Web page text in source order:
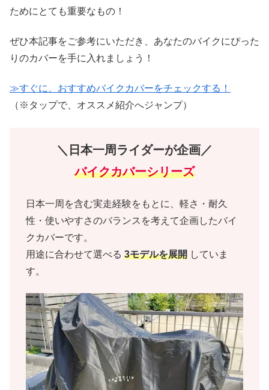
ためにとても重要なもの！
ぜひ本記事をご参考にいただき、あなたのバイクにぴった
りのカバーを手に入れましょう！
≫すぐに、おすすめバイクカバーをチェックする！
（※タップで、オススメ紹介へジャンプ）
＼日本一周ライダーが企画／
バイクカバーシリーズ
日本一周を含む実走経験をもとに、軽さ・耐久
性・使いやすさのバランスを考えて企画したバイ
クカバーです。
用途に合わせて選べる 3モデルを展開 していま
す。